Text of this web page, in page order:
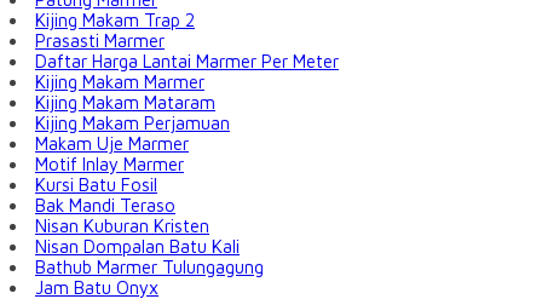
Kijing Makam Trap 2
Prasasti Marmer
Daftar Harga Lantai Marmer Per Meter
Kijing Makam Marmer
Kijing Makam Mataram
Kijing Makam Perjamuan
Makam Uje Marmer
Motif Inlay Marmer
Kursi Batu Fosil
Bak Mandi Teraso
Nisan Kuburan Kristen
Nisan Dompalan Batu Kali
Bathub Marmer Tulungagung
Jam Batu Onyx